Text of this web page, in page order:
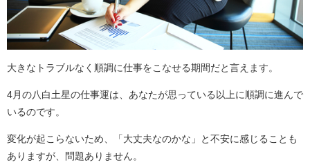
大きなトラブルなく順調に仕事をこなせる期間だと言えます。
4月の八白土星の仕事運は、あなたが思っている以上に順調に進んで
いるのです。
変化が起こらないため、「大丈夫なのかな」と不安に感じることも
ありますが、問題ありません。